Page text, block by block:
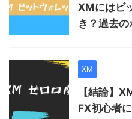
XMにはビ
き？過去
XM
【結論】
FX初心者